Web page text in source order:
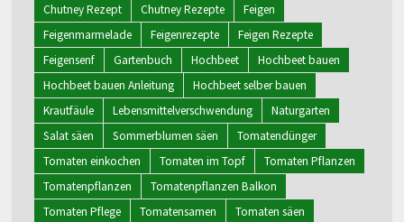
Chutney Rezept
Chutney Rezepte
Feigen
Feigenmarmelade
Feigenrezepte
Feigen Rezepte
Feigensenf
Gartenbuch Hochbeet
Hochbeet bauen
Hochbeet bauen Anleitung
Hochbeet selber bauen
Krautfäule
Lebensmittelverschwendung
Naturgarten
Salat säen
Sommerblumen säen
Tomatendünger
Tomaten einkochen
Tomaten im Topf
Tomaten Pflanzen
Tomatenpflanzen
Tomatenpflanzen Balkon
Tomaten Pflege
Tomatensamen Tomaten säen